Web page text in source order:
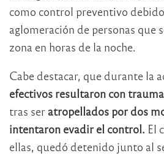
como control preventivo
aglomeración de personas que
zona en horas de la noche.
Cabe destacar, que durante la
efectivos resultaron con
tras ser atropellados por dos
intentaron evadir el control. El
ellas, quedó detenido junto al